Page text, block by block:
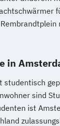
in
studentisch
sind
ist